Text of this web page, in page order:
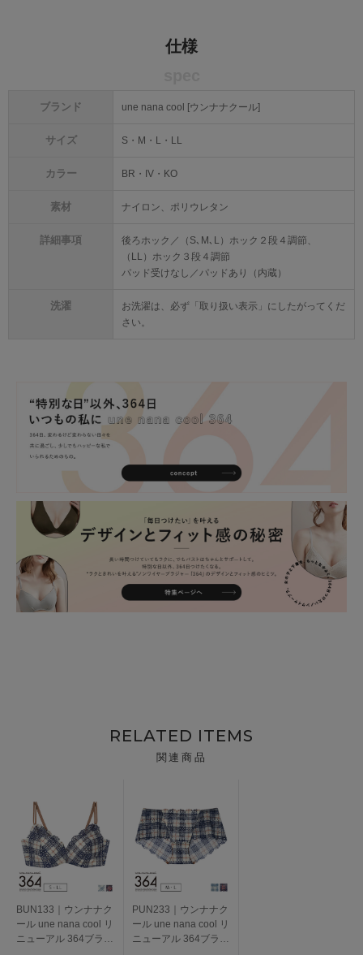
仕様
ブランド une nana cool [ウンナナクール]
サイズ S・M・L・LL
カラー BR・IV・KO
素材 ナイロン、ポリウレタン
詳細事項
後ろホック／（S､M､L）ホック２段４調節、
（LL）ホック３段４調節
パッド受けなし／パッドあり（内蔵）
洗濯
お洗濯は、必ず「取り扱い表示」にしたがってくだ
さい。
RELATED ITEMS
関連商品
BUN133｜ウンナナク
ール une nana cool リ
ニューアル 364ブラ
PUN233｜ウンナナク
ール une nana cool リ
ニューアル 364ブラ